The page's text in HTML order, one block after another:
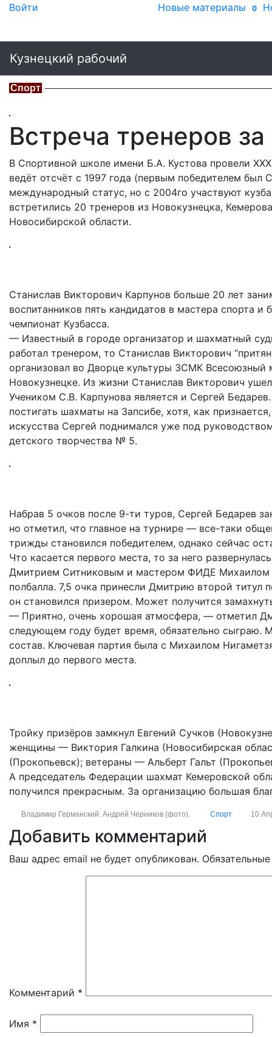
Войти Новые материалы 0
Кузнецкий рабочий
Спорт
Встреча тренеров
В Спортивной школе имени Б.А. Кустова провели
ведёт отсчёт с 1997 года (первым победителем был
международный статус, но с 2004го участвуют
встретились 20 тренеров из Новокузнецка,
Новосибирской области.
Станислав Викторович Карпунов больше 20 лет
воспитанников пять кандидатов в мастера спорта
чемпионат Кузбасса.
— Известный в городе организатор и шахматный
работал тренером, то Станислав Викторович
организовал во Дворце культуры ЗСМК
Новокузнецке. Из жизни Станислав Викторович
Учеником С.В. Карпунова является и Сергей
постигать шахматы на Запсибе, хотя, как
искусства Сергей поднимался уже под
детского творчества № 5.
Набрав 5 очков после 9-ти туров, Сергей Бедарев
но отметил, что главное на турнире — все-таки
трижды становился победителем, однако сейчас
Что касается первого места, то за него
Дмитрием Ситниковым и мастером ФИДЕ Михаилом
полбалла. 7,5 очка принесли Дмитрию второй титул
он становился призером. Может получится
— Приятно, очень хорошая атмосфера, — отметил
следующем году будет время, обязательно сыграю.
состав. Ключевая партия была с Михаилом
доплыл до первого места.
Тройку призёров замкнул Евгений Сучков
женщины — Виктория Галкина (Новосибирская
(Прокопьевск); ветераны — Альберт Гальт
А председатель Федерации шахмат Кемеровской
получился прекрасным. За организацию большая
Владимир Германский. Андрей Черников (фото). Спорт 10
Добавить комментарий
Ваш адрес email не будет опубликован.
Комментарий *
Имя *